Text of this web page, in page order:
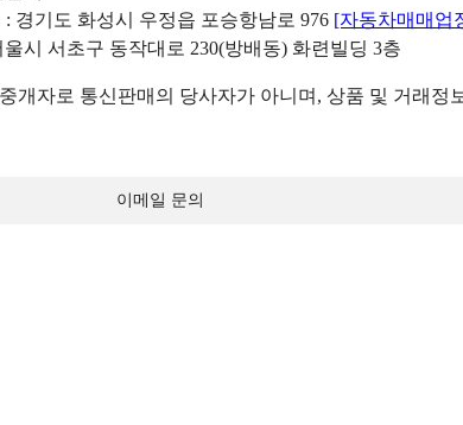
경기도 화성시 우정읍 포승항남로 976 [자동차매매업
시 서초구 동작대로 230(방배동) 화련빌딩 3층
자로 통신판매의 당사자가 아니며, 상품 및 거래정
이메일 문의